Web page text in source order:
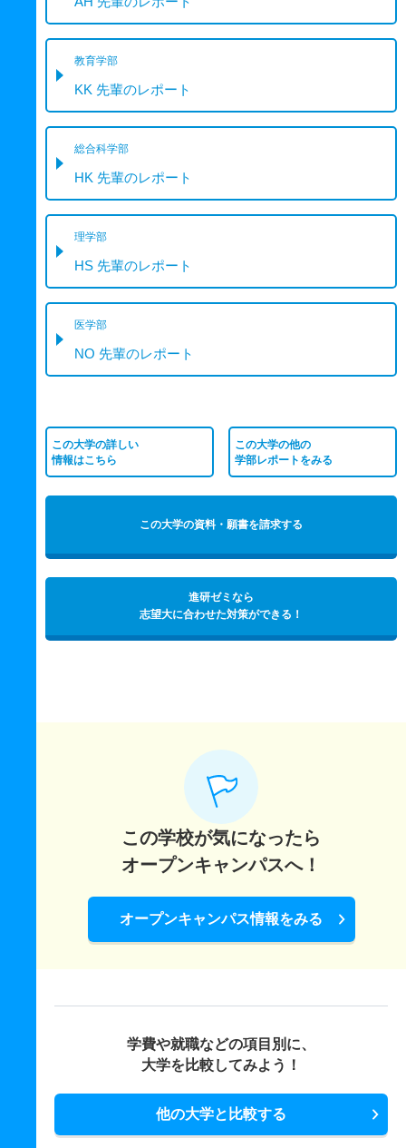
教育学部
KK 先輩のレポート
総合科学部
HK 先輩のレポート
理学部
HS 先輩のレポート
医学部
NO 先輩のレポート
この大学の詳しい
情報はこちら
この大学の他の
学部レポートをみる
この大学の資料・願書を請求する
進研ゼミなら
志望大に合わせた対策ができる！
この学校が気になったら
オープンキャンパスへ！
オープンキャンパス情報をみる
学費や就職などの項目別に、
大学を比較してみよう！
他の大学と比較する